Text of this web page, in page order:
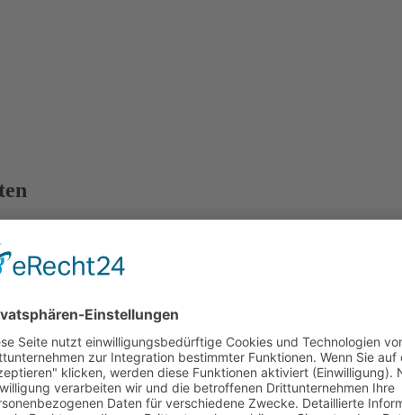
Enthüllungsrecherche kultiviert Vorurteile
e.V.
der Zeitarbeit“ ist ein krasses Beispiel dafür, wie unter dem
und kultiviert werden“, kritisiert iGZ-Hauptgeschäftsführer
zu erregen. Es erfolgten keinerlei Hinweise auf den
Berichterstattung fand nicht statt, da in dem